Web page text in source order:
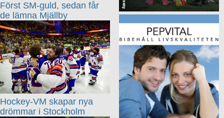
Först SM-guld, sedan får
de lämna Mjällby
Hockey-VM skapar nya
drömmar i Stockholm